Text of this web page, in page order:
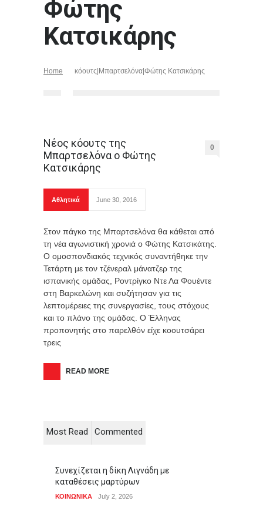
Φώτης
Κατσικάρης
Home κόουτς|Μπαρτσελόνα|Φώτης Κατσικάρης
Νέος κόουτς της
Μπαρτσελόνα ο Φώτης
Κατσικάρης
0
Αθλητικά June 30, 2016
Στον πάγκο της Μπαρτσελόνα θα κάθεται από
τη νέα αγωνιστική χρονιά ο Φώτης Κατσικάτης.
Ο ομοσπονδιακός τεχνικός συναντήθηκε την
Τετάρτη με τον τζένεραλ μάνατζερ της
ισπανικής ομάδας, Ροντρίγκο Ντε Λα Φουέντε
στη Βαρκελώνη και συζήτησαν για τις
λεπτομέρειες της συνεργασίες, τους στόχους
και το πλάνο της ομάδας. Ο Έλληνας
προπονητής στο παρελθόν είχε κοουτσάρει
τρεις
READ MORE
Most Read Commented
Συνεχίζεται η δίκη Λιγνάδη με
καταθέσεις μαρτύρων
ΚΟΙΝΩΝΙΚΑ July 2, 2026